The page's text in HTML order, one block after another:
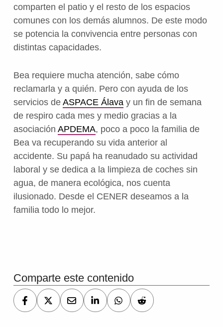
comparten el patio y el resto de los espacios
comunes con los demás alumnos. De este modo
se potencia la convivencia entre personas con
distintas capacidades.
Bea requiere mucha atención, sabe cómo
reclamarla y a quién. Pero con ayuda de los
servicios de ASPACE Álavay un fin de semana
de respiro cada mes y medio gracias a la
asociación APDEMA, poco a poco la familia de
Bea va recuperando su vida anterior al
accidente. Su papá ha reanudado su actividad
laboral y se dedica a la limpieza de coches sin
agua, de manera ecológica, nos cuenta
ilusionado. Desde el CENER deseamos a la
familia todo lo mejor.
Comparte este contenido